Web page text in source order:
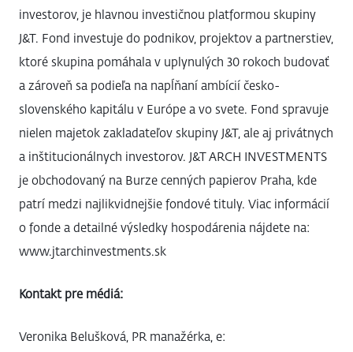
investorov, je hlavnou investičnou platformou skupiny
J&T. Fond investuje do podnikov, projektov a partnerstiev,
ktoré skupina pomáhala v uplynulých 30 rokoch budovať
a zároveň sa podieľa na napĺňaní ambícií česko-
slovenského kapitálu v Európe a vo svete. Fond spravuje
nielen majetok zakladateľov skupiny J&T, ale aj privátnych
a inštitucionálnych investorov. J&T ARCH INVESTMENTS
je obchodovaný na Burze cenných papierov Praha, kde
patrí medzi najlikvidnejšie fondové tituly. Viac informácií
o fonde a detailné výsledky hospodárenia nájdete na:
www.jtarchinvestments.sk
Kontakt pre médiá:
Veronika Belušková, PR manažérka, e: